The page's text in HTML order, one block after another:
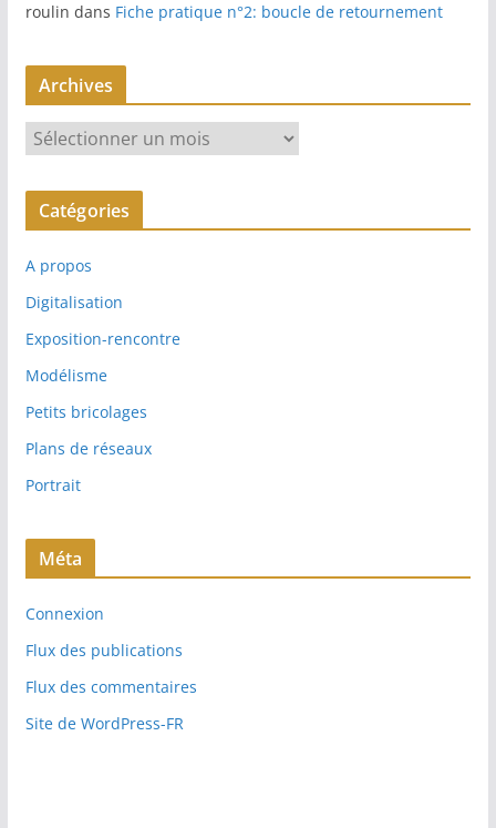
roulin dans Fiche pratique n°2: boucle de retournement
Archives
c
v
e
s
Catégories
A propos
Digitalisation
Exposition-rencontre
Modélisme
Petits bricolages
Plans de réseaux
Portrait
Méta
Connexion
Flux des publications
Flux des commentaires
Site de WordPress-FR